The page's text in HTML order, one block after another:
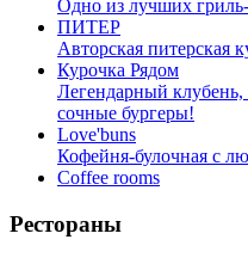
Одно из лучших
ПИТЕР
Авторская питерская
Курочка Рядом
Легендарный клубень,
сочные бургеры!
Love'buns
Кофейня-булочная с
Coffee rooms
Рестораны